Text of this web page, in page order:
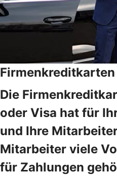
Firmenkreditkarten
Die
oder Visa hat für
und Ihre
Mitarbeiter viele
für Zahlungen